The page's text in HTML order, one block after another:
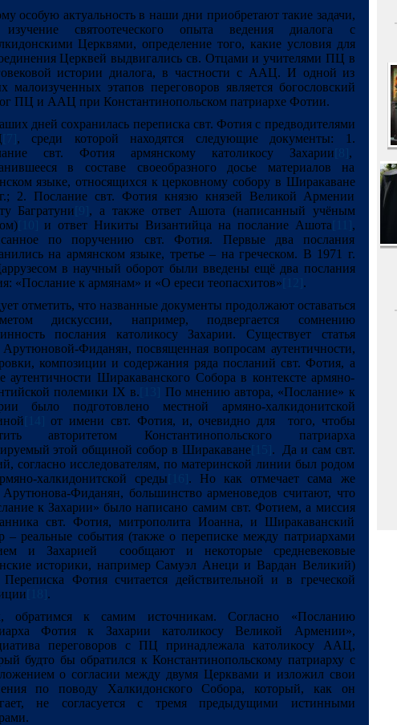
особую актуальность в наши дни приобретают такие задачи,
святоотеческого опыта ведения диалога с
Церквями, определение того, какие условия для
Церквей выдвигались св. Отцами и учителями ПЦ в
истории диалога, в частности с ААЦ. И одной из
малоизученных этапов переговоров является богословский
ПЦ и ААЦ при Константинопольском патриархе Фотии.
дней сохранилась переписка свт. Фотия с предводителями
, среди которой находятся следующие документы: 1.
свт. Фотия армянскому католикосу Захарии
,
в составе своеобразного досье материалов на
языке, относящихся к церковному собору в Ширакаване
2. Послание свт. Фотия князю князей Великой Армении
Багратуни
, а также ответ Ашота (написанный учёным
[10] и ответ Никиты Византийца на послание Ашота
,
по поручению свт. Фотия. Первые два послания
на армянском языке, третье – на греческом. В 1971 г.
в научный оборот были введены ещё два послания
«Послание к армянам» и «О ереси теопасхитов»
.
отметить, что названные документы продолжают оставаться
дискуссии, например, подвергается сомнению
послания католикосу Захарии. Существует статья
Фиданян, посвященная вопросам аутентичности,
композиции и содержания ряда посланий свт. Фотия, а
аутентичности Ширакаванского Собора в контексте армяно-
полемики IX в.
По мнению автора, «Послание» к
было подготовлено местной армяно-халкидонитской
от имени свт. Фотия, и, очевидно для того, чтобы
авторитетом Константинопольского патриарха
этой общиной собор в Ширакаване[15] . Да и сам свт.
согласно исследователям, по материнской линии был родом
халкидонитской среды
. Но как отмечает сама же
Фиданян, большинство арменоведов считают, что
к Захарии» было написано самим свт. Фотием, а миссия
свт. Фотия, митрополита Иоанна, и Ширакаванский
– реальные события (также о переписке между патриархами
и Захарией сообщают и некоторые средневековые
историки, например Самуэл Анеци и Вардан Великий)
Переписка Фотия считается действительной и в греческой
.
обратимся к самим источникам. Согласно «Посланию
Фотия к Захарии католикосу Великой Армении»,
переговоров с ПЦ принадлежала католикосу ААЦ,
будто бы обратился к Константинопольскому патриарху с
о согласии между двумя Церквами и изложил свои
по поводу Халкидонского Собора, который, как он
не согласуется с тремя предыдущими истинными